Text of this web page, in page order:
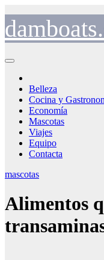
contenido
Belleza
Cocina y
Economía
Mascotas
Viajes
Equipo
Contacta
mascotas
Alimentos